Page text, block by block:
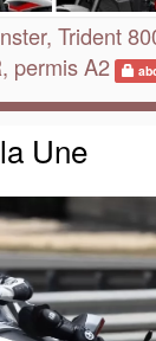
Trident
permis A2
Une